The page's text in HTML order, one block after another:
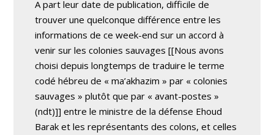
A part leur date de publication, difficile de
trouver une quelconque différence entre les
informations de ce week-end sur un accord à
venir sur les colonies sauvages [[Nous avons
choisi depuis longtemps de traduire le terme
codé hébreu de « ma’akhazim » par « colonies
sauvages » plutôt que par « avant-postes »
(ndt)]] entre le ministre de la défense Ehoud
Barak et les représentants des colons, et celles